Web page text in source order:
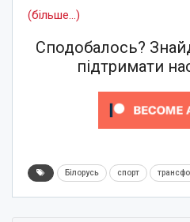
(більше…)
Сподобалось?
підтримати
Білорусь спорт